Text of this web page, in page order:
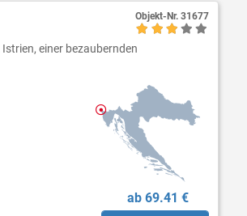
einer bezaubernden
ab 69.41 €
Objekt-Nr. 31677